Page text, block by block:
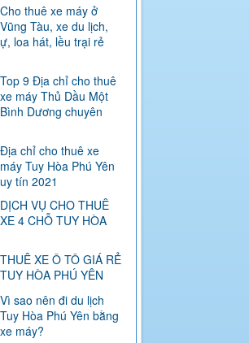
Cho thuê xe máy ở
Vũng Tàu, xe du lịch,
loa hát, lều trại rẻ
Top 9 Địa chỉ cho thuê
xe máy Thủ Dầu Một
Bình Dương chuyên
Địa chỉ cho thuê xe
máy Tuy Hòa Phú Yên
uy tín 2021
DỊCH VỤ CHO THUÊ
XE 4 CHỖ TUY HÒA
THUÊ XE Ô TÔ GIÁ RẺ
TUY HÒA PHÚ YÊN
Vì sao nên đi du lịch
Tuy Hòa Phú Yên bằng
xe máy?